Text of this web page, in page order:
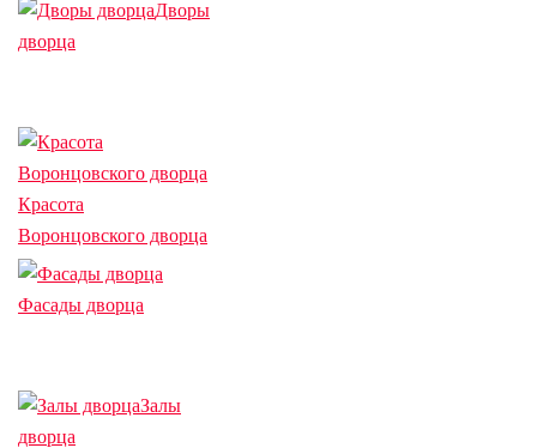
Дворы
дворца
Красота
Воронцовского дворца
Фасады дворца
Залы
дворца